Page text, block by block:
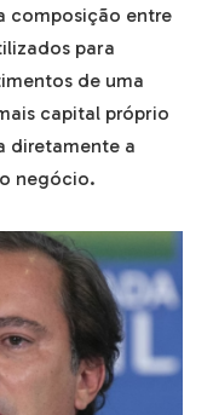
composição entre
para
de uma
capital próprio
diretamente a
negócio.